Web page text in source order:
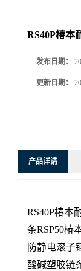
RS40P椿本
发布日期：
更新日期：
产品详请
RS40P椿本
条RSP50椿
防静电滚子
酸碱塑胶链